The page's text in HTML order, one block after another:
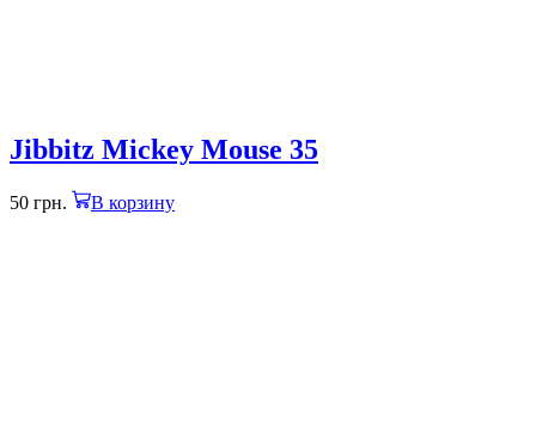
Jibbitz Mickey Mouse 35
50 грн. В корзину